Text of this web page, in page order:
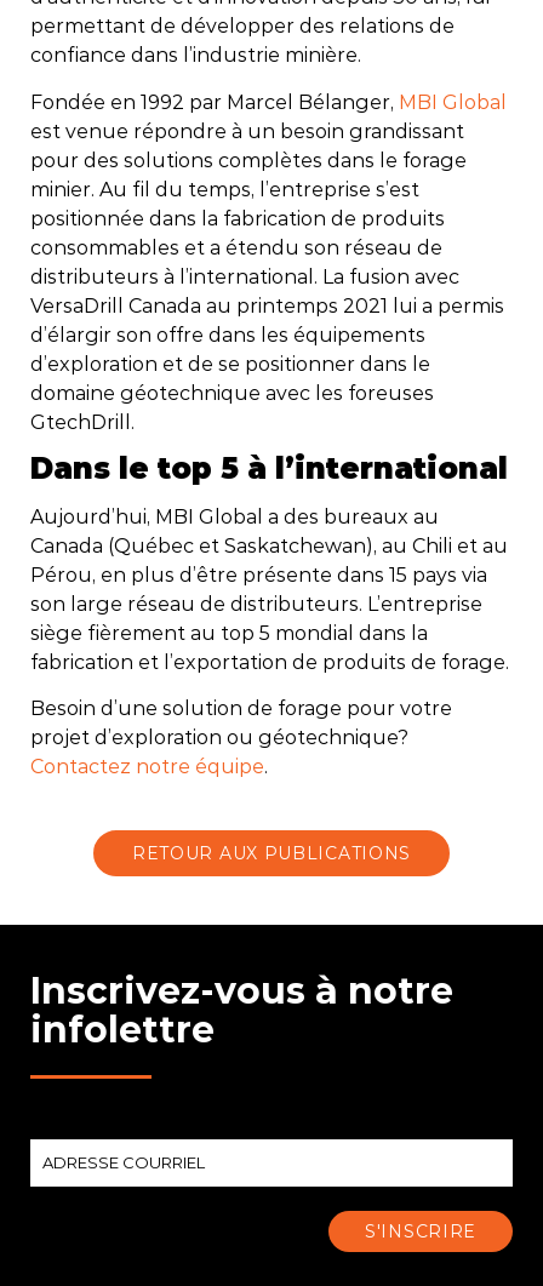
permettant de développer des relations de
confiance dans l’industrie minière.
Fondée en 1992 par Marcel Bélanger, MBI Global
est venue répondre à un besoin grandissant
pour des solutions complètes dans le forage
minier. Au fil du temps, l’entreprise s’est
positionnée dans la fabrication de produits
consommables et a étendu son réseau de
distributeurs à l’international. La fusion avec
VersaDrill Canada au printemps 2021 lui a permis
d’élargir son offre dans les équipements
d’exploration et de se positionner dans le
domaine géotechnique avec les foreuses
GtechDrill.
Dans le top 5 à l’international
Aujourd’hui, MBI Global a des bureaux au
Canada (Québec et Saskatchewan), au Chili et au
Pérou, en plus d’être présente dans 15 pays via
son large réseau de distributeurs. L’entreprise
siège fièrement au top 5 mondial dans la
fabrication et l’exportation de produits de forage.
Besoin d’une solution de forage pour votre
projet d’exploration ou géotechnique?
Contactez notre équipe.
RETOUR AUX PUBLICATIONS
Inscrivez-vous à notre
infolettre